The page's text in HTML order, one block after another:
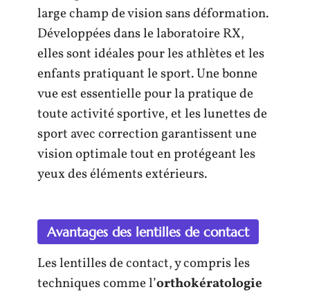
large champ de vision sans déformation.
Développées dans le laboratoire RX,
elles sont idéales pour les athlètes et les
enfants pratiquant le sport. Une bonne
vue est essentielle pour la pratique de
toute activité sportive, et les lunettes de
sport avec correction garantissent une
vision optimale tout en protégeant les
yeux des éléments extérieurs.
Avantages des lentilles de contact
Les lentilles de contact, y compris les
techniques comme l’orthokératologie